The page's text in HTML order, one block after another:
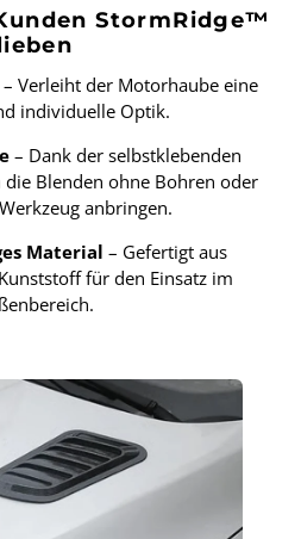
StormRidge™
– Verleiht der Motorhaube eine
individuelle Optik.
– Dank der selbstklebenden
die Blenden ohne Bohren oder
anbringen.
Material – Gefertigt aus
für den Einsatz im